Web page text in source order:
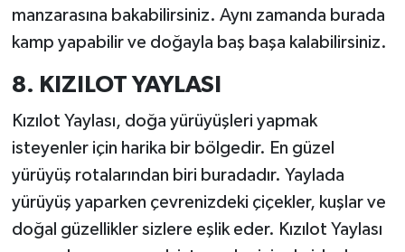
manzarasına bakabilirsiniz. Aynı zamanda burada
kamp yapabilir ve doğayla baş başa kalabilirsiniz.
8. KIZILOT YAYLASI
Kızılot Yaylası, doğa yürüyüşleri yapmak
isteyenler için harika bir bölgedir. En güzel
yürüyüş rotalarından biri buradadır. Yaylada
yürüyüş yaparken çevrenizdeki çiçekler, kuşlar ve
doğal güzellikler sizlere eşlik eder. Kızılot Yaylası